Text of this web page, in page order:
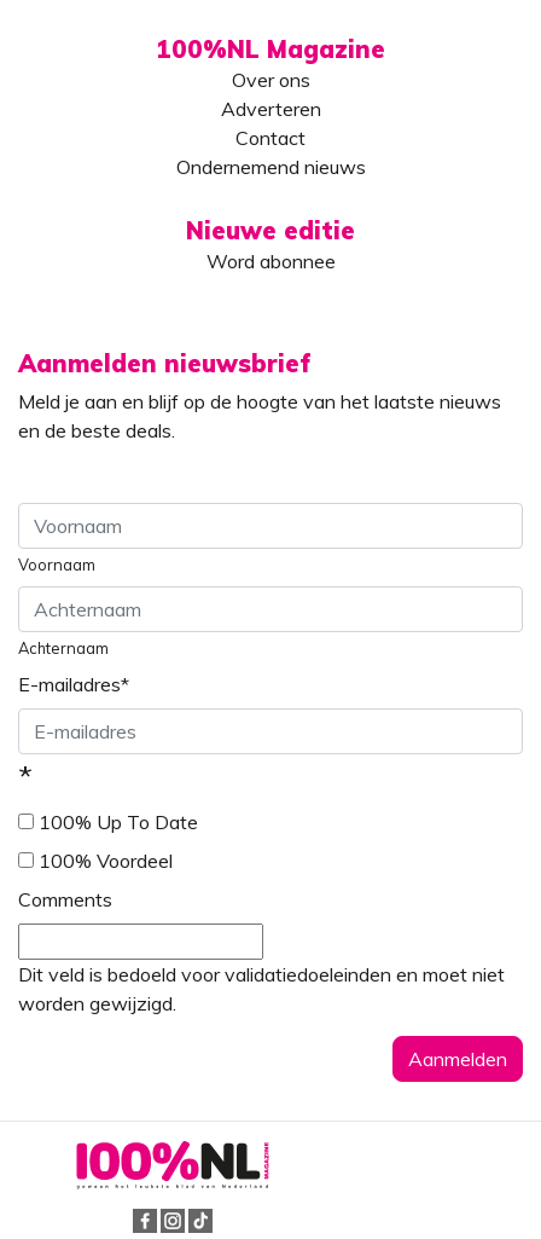
100%NL Magazine
Over ons
Adverteren
Contact
Ondernemend nieuws
Nieuwe editie
Word abonnee
Aanmelden nieuwsbrief
Meld je aan en blijf op de hoogte van het laatste nieuws
en de beste deals.
Voornaam
Achternaam
E-mailadres*
*
100% Up To Date
100% Voordeel
Comments
Dit veld is bedoeld voor validatiedoeleinden en moet niet
worden gewijzigd.